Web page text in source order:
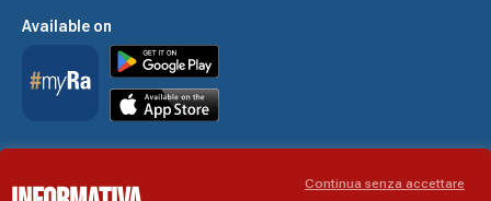
Available on
Continua senza accettare